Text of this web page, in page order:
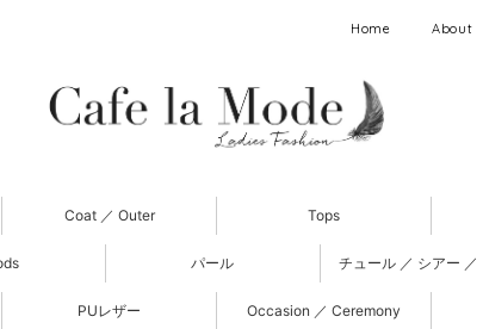
Home About
Coat ／ Outer Tops
パール チュール ／ シアー ／
PUレザー Occasion ／ Ceremony